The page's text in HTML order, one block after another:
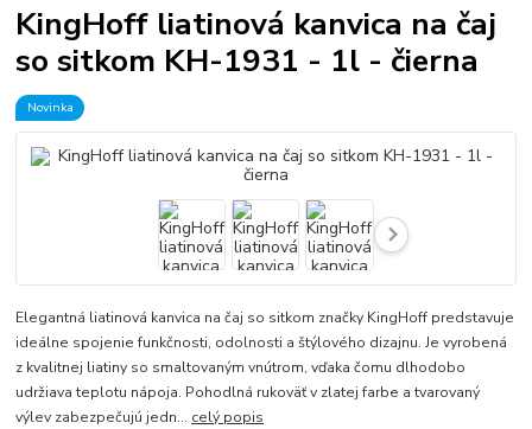
KingHoff liatinová kanvica na čaj
so sitkom KH-1931 - 1l - čierna
Novinka
Elegantná liatinová kanvica na čaj so sitkom značky KingHoff predstavuje
ideálne spojenie funkčnosti, odolnosti a štýlového dizajnu. Je vyrobená
z kvalitnej liatiny so smaltovaným vnútrom, vďaka čomu dlhodobo
udržiava teplotu nápoja. Pohodlná rukoväť v zlatej farbe a tvarovaný
výlev zabezpečujú jedn... celý popis